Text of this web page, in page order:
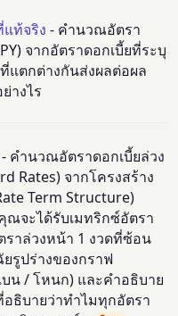
ท้จริง - คำนวณอัตรา
จากอัตราดอกเบี้ยที่ระบุ
แตกต่างกันส่งผลต่อผล
างไร
- คำนวณอัตราดอกเบี้ยล่วง
Rates) จากโครงสร้าง
Term Structure)
ณจะได้รับเมทริกซ์อัตรา
ราล่วงหน้า 1 งวดที่ซ้อน
รูปร่างของกราฟ
น / โหนก) และคำอธิบาย
ธิบายว่าทำไมทุกอัตรา